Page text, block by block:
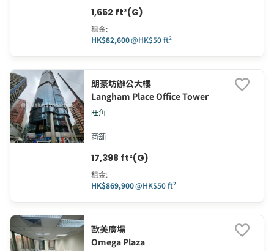
1,652 ft²(G)
租金:
HK$82,600@HK$50 ft²
朗豪坊辦公大樓
Langham Place Office Tower
旺角
商舖
17,398 ft²(G)
租金:
HK$869,900@HK$50 ft²
歐美廣場
Omega Plaza